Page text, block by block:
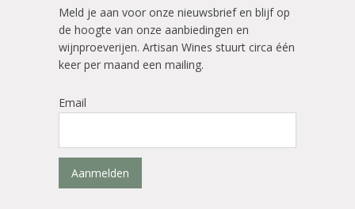
Meld je aan voor onze nieuwsbrief en blijf op
de hoogte van onze aanbiedingen en
wijnproeverijen. Artisan Wines stuurt circa één
keer per maand een mailing.
Email
Aanmelden